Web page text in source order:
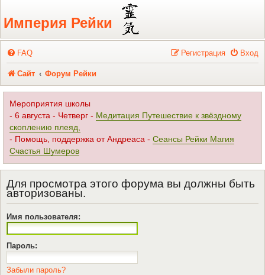
Регистрация
Империя Рейки
FAQ Вход
Регистрация
Сайт Форум Рейки
Мероприятия школы
- 6 августа - Четверг - Медитация Путешествие к звёздному
скоплению плеяд,
- Помощь, поддержка от Андреаса - Сеансы Рейки Магия
Счастья Шумеров
Для просмотра этого форума вы должны быть
авторизованы.
Имя пользователя:
Пароль:
Забыли пароль?